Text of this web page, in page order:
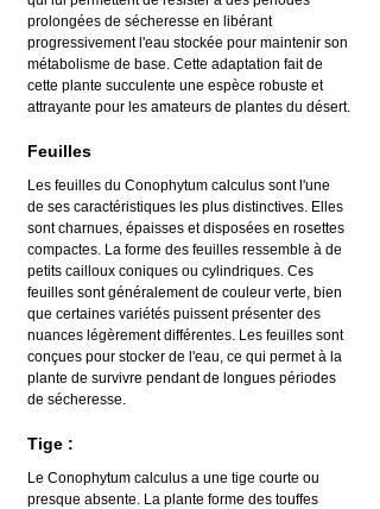
prolongées de sécheresse en libérant
progressivement l'eau stockée pour maintenir son
métabolisme de base. Cette adaptation fait de
cette plante succulente une espèce robuste et
attrayante pour les amateurs de plantes du désert.
Feuilles
Les feuilles du Conophytum calculus sont l'une
de ses caractéristiques les plus distinctives. Elles
sont charnues, épaisses et disposées en rosettes
compactes. La forme des feuilles ressemble à de
petits cailloux coniques ou cylindriques. Ces
feuilles sont généralement de couleur verte, bien
que certaines variétés puissent présenter des
nuances légèrement différentes. Les feuilles sont
conçues pour stocker de l'eau, ce qui permet à la
plante de survivre pendant de longues périodes
de sécheresse.
Tige :
Le Conophytum calculus a une tige courte ou
presque absente. La plante forme des touffes